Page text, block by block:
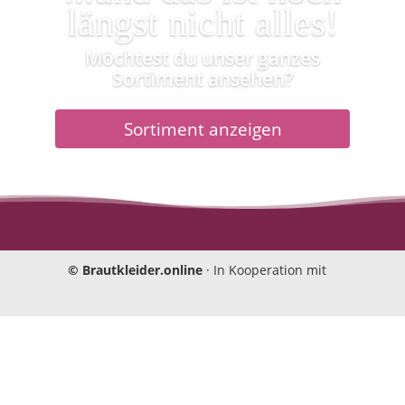
längst nicht alles!
Möchtest du unser ganzes
Sortiment ansehen?
Sortiment anzeigen
© Brautkleider.online · In Kooperation mit
Einwilligungen bearbeiten